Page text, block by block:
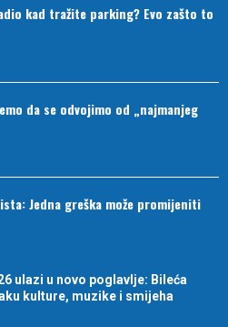
kad tražite parking? Evo zašto to
da se odvojimo od „najmanjeg
Jedna greška može promijeniti
ulazi u novo poglavlje: Bileća
kulture, muzike i smijeha